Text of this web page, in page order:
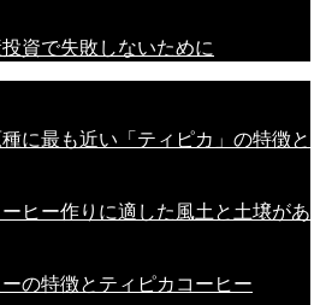
資で失敗しないために
に最も近い「ティピカ」の特徴と
ヒー作りに適した風土と土壌があ
の特徴とティピカコーヒー